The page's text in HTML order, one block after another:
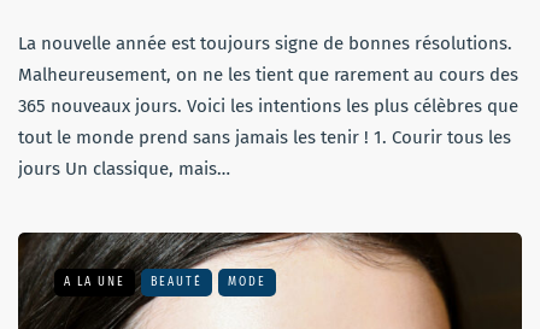
La nouvelle année est toujours signe de bonnes résolutions.
Malheureusement, on ne les tient que rarement au cours des
365 nouveaux jours. Voici les intentions les plus célèbres que
tout le monde prend sans jamais les tenir ! 1. Courir tous les
jours Un classique, mais…
A LA UNE BEAUTÉ MODE